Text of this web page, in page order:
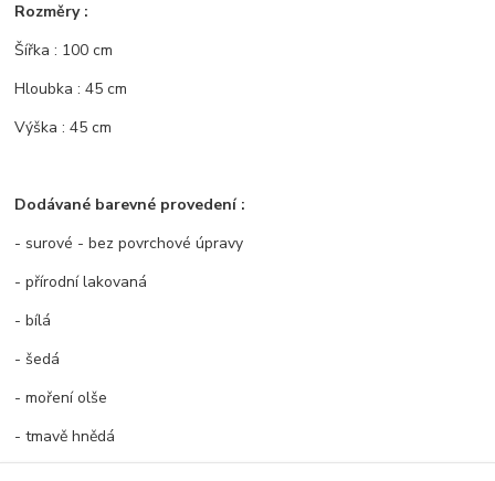
Rozměry :
Šířka : 100 cm
Hloubka : 45 cm
Výška : 45 cm
Dodávané barevné provedení :
- surové - bez povrchové úpravy
- přírodní lakovaná
- bílá
- šedá
- moření olše
- tmavě hnědá